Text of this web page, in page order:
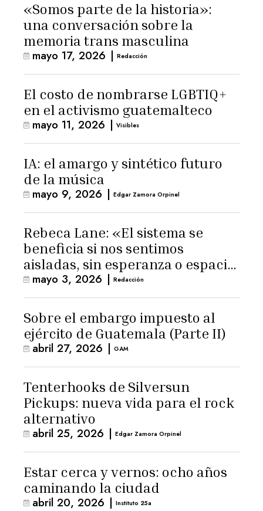
«Somos parte de la historia»:
una conversación sobre la
memoria trans masculina
mayo 17, 2026 | Redacción
El costo de nombrarse LGBTIQ+
en el activismo guatemalteco
mayo 11, 2026 | Visibles
IA: el amargo y sintético futuro
de la música
mayo 9, 2026 | Edgar Zamora Orpinel
Rebeca Lane: «El sistema se
beneficia si nos sentimos
aisladas, sin esperanza o espacio
para la ternura»
mayo 3, 2026 | Redacción
Sobre el embargo impuesto al
ejército de Guatemala (Parte II)
abril 27, 2026 | GAM
Tenterhooks de Silversun
Pickups: nueva vida para el rock
alternativo
abril 25, 2026 | Edgar Zamora Orpinel
Estar cerca y vernos: ocho años
caminando la ciudad
abril 20, 2026 | Instituto 25a